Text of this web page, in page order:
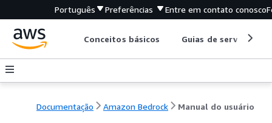
Português Preferências Entre em contato conosco
Conceitos básicos Guias de serviço
Documentação Amazon Bedrock Manual do usuário